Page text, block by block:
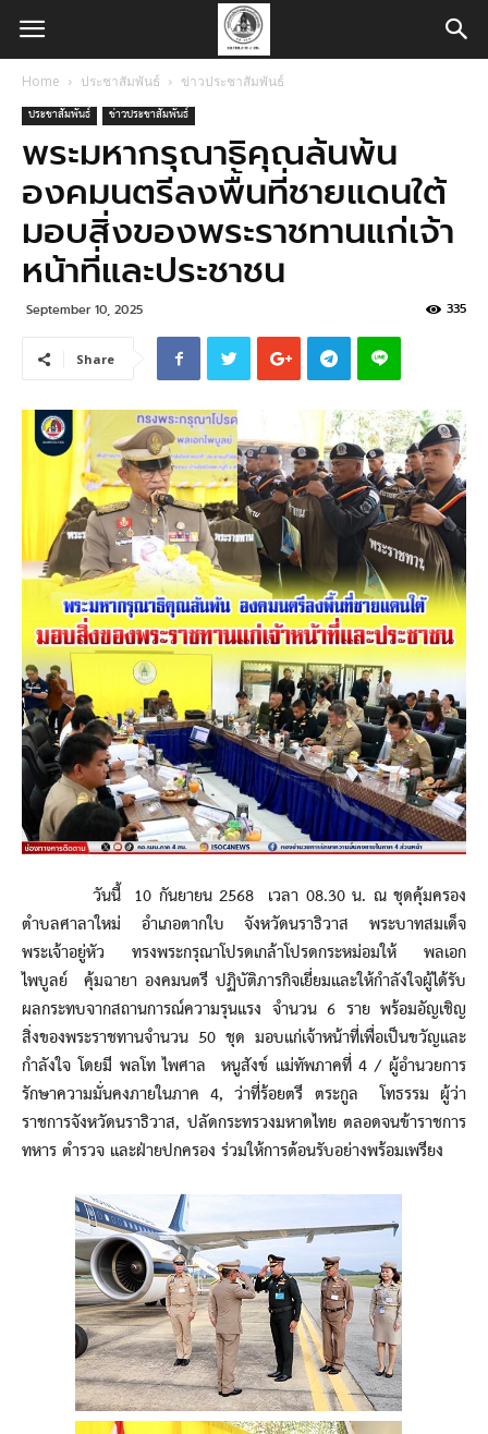
Home ประชาสัมพันธ์ ข่าวประชาสัมพันธ์
ประชาสัมพันธ์ ข่าวประชาสัมพันธ์
พระมหากรุณาธิคุณล้นพ้น
องคมนตรีลงพื้นที่ชายแดนใต้
มอบสิ่งของพระราชทานแก่เจ้า
หน้าที่และประชาชน
September 10, 2025 335
Share
วันนี้ 10 กันยายน 2568 เวลา 08.30 น. ณ ชุดคุ้มครอง
ตำบลศาลาใหม่ อำเภอตากใบ จังหวัดนราธิวาส พระบาทสมเด็จ
พระเจ้าอยู่หัว ทรงพระกรุณาโปรดเกล้าโปรดกระหม่อมให้ พลเอก
ไพบูลย์ คุ้มฉายา องคมนตรี ปฏิบัติภารกิจเยี่ยมและให้กำลังใจผู้ได้รับ
ผลกระทบจากสถานการณ์ความรุนแรง จำนวน 6 ราย พร้อมอัญเชิญ
สิ่งของพระราชทานจำนวน 50 ชุด มอบแก่เจ้าหน้าที่เพื่อเป็นขวัญและ
กำลังใจ โดยมี พลโท ไพศาล หนูสังข์ แม่ทัพภาคที่ 4 / ผู้อำนวยการ
รักษาความมั่นคงภายในภาค 4, ว่าที่ร้อยตรี ตระกูล โทธรรม ผู้ว่า
ราชการจังหวัดนราธิวาส, ปลัดกระทรวงมหาดไทย ตลอดจนข้าราชการ
ทหาร ตำรวจ และฝ่ายปกครอง ร่วมให้การต้อนรับอย่างพร้อมเพรียง